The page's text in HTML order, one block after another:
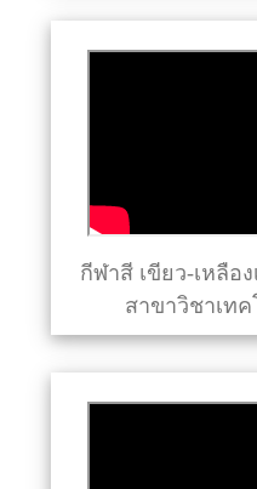
กีฬาสี เขียว-เหลือ
สาขาวิชาเท